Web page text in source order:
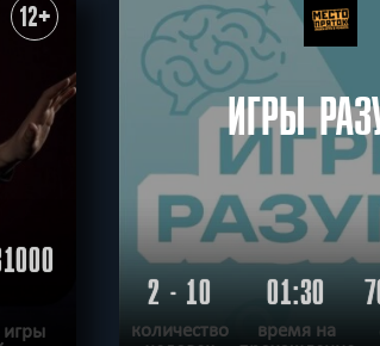
12+
игры
ИГРЫ
2 - 10
количество
01:30
время на